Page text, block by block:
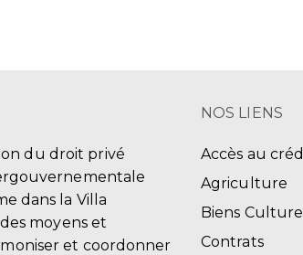
du droit privé
dans la Villa
moyens et
et coordonner
NOS LIENS
Accès au
Agriculture
Biens
Contrats